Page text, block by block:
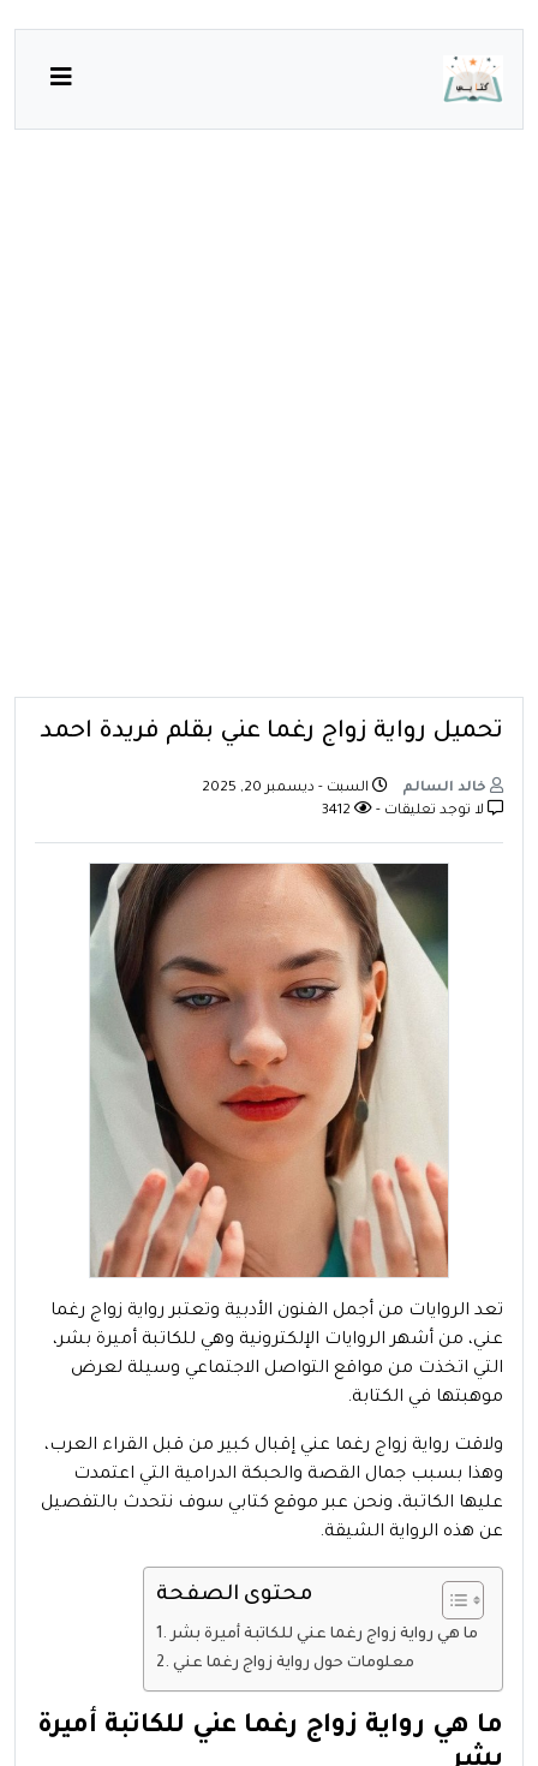
تحميل رواية زواج رغما عني بقلم فريدة احمد
خالد السالم
السبت - ديسمبر 20, 2025
لا توجد تعليقات -
تعد الروايات من أجمل الفنون الأدبية وتعتبر رواية زواج رغما
عني، من أشهر الروايات الإلكترونية وهي للكاتبة أميرة بشر،
التي اتخذت من مواقع التواصل الاجتماعي وسيلة لعرض
موهبتها في الكتابة.
ولاقت رواية زواج رغما عني إقبال كبير من قبل القراء العرب،
وهذا بسبب جمال القصة والحبكة الدرامية التي اعتمدت
عليها الكاتبة، ونحن عبر موقع كتابي سوف نتحدث بالتفصيل
عن هذه الرواية الشيقة.
محتوى الصفحة
ما هي رواية زواج رغما عني للكاتبة أميرة بشر
ما هي رواية زواج رغما عني للكاتبة أميرة